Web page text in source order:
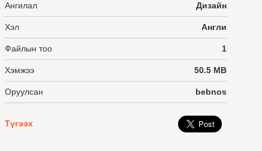
Ангилал Дизайн
Хэл Англи
Файлын тоо 1
Хэмжээ 50.5 MB
Оруулсан bebnos
Түгээх